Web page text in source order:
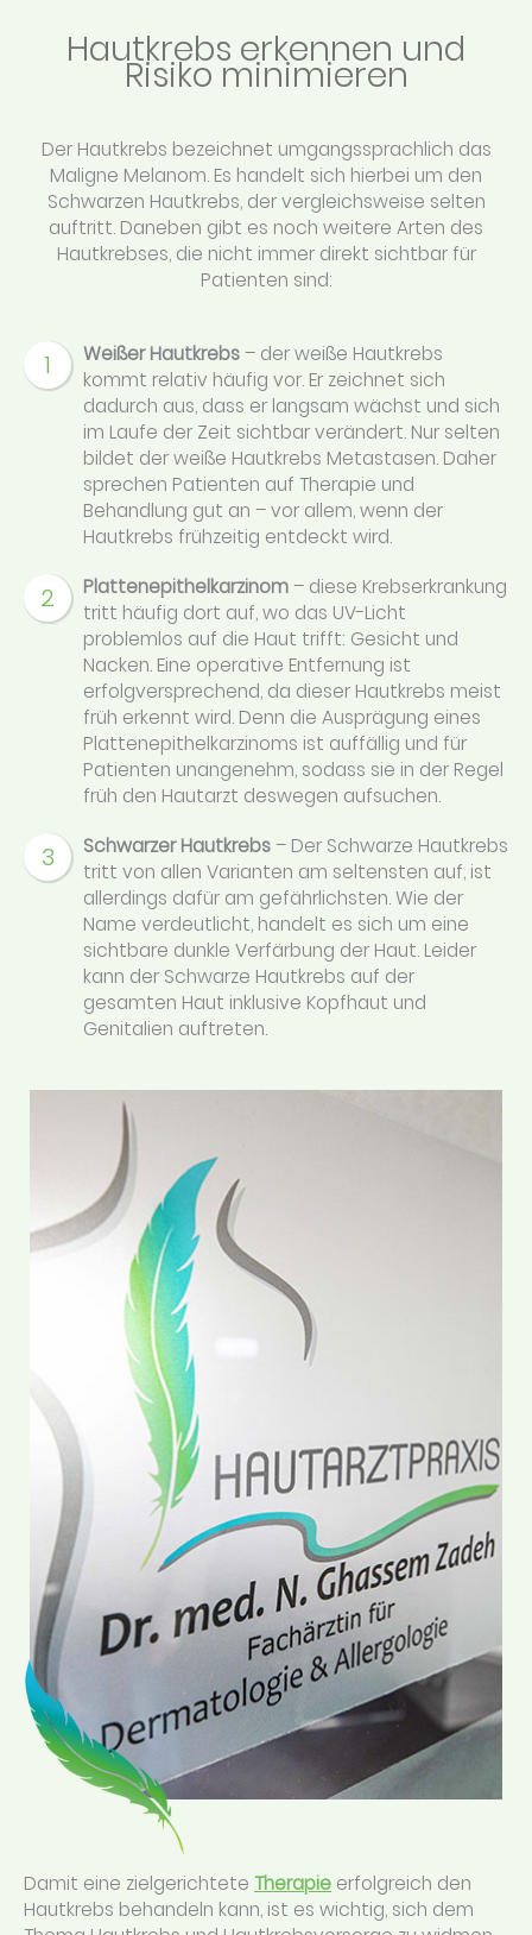
Hautkrebs erkennen und
Risiko minimieren
Der Hautkrebs bezeichnet umgangssprachlich das
Maligne Melanom. Es handelt sich hierbei um den
Schwarzen Hautkrebs, der vergleichsweise selten
auftritt. Daneben gibt es noch weitere Arten des
Hautkrebses, die nicht immer direkt sichtbar für
Patienten sind:
1 Weißer Hautkrebs– der weiße Hautkrebs
kommt relativ häufig vor. Er zeichnet sich
dadurch aus, dass er langsam wächst und sich
im Laufe der Zeit sichtbar verändert. Nur selten
bildet der weiße Hautkrebs Metastasen. Daher
sprechen Patienten auf Therapie und
Behandlung gut an – vor allem, wenn der
Hautkrebs frühzeitig entdeckt wird.
2 Plattenepithelkarzinom– diese Krebserkrankung
tritt häufig dort auf, wo das UV-Licht
problemlos auf die Haut trifft: Gesicht und
Nacken. Eine operative Entfernung ist
erfolgversprechend, da dieser Hautkrebs meist
früh erkennt wird. Denn die Ausprägung eines
Plattenepithelkarzinoms ist auffällig und für
Patienten unangenehm, sodass sie in der Regel
früh den Hautarzt deswegen aufsuchen.
3 Schwarzer Hautkrebs– Der Schwarze Hautkrebs
tritt von allen Varianten am seltensten auf, ist
allerdings dafür am gefährlichsten. Wie der
Name verdeutlicht, handelt es sich um eine
sichtbare dunkle Verfärbung der Haut. Leider
kann der Schwarze Hautkrebs auf der
gesamten Haut inklusive Kopfhaut und
Genitalien auftreten.
Damit eine zielgerichtete Therapie erfolgreich den
Hautkrebs behandeln kann, ist es wichtig, sich dem